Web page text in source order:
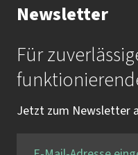
Newsletter
Für
Jetzt zum Newsletter